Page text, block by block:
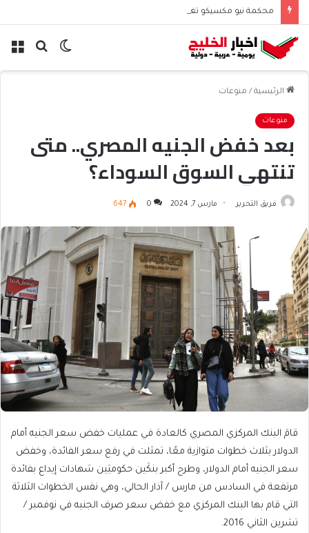
محكمة نيو مكسيكو تغرم ميتا نصف مليار دولار بسبب الأطفال
بحث الوضع
الرئيسية / منوعات
منوعات
بعد خفض الجنيه المصري.. متى
تنتهي السوق السوداء؟
فريق التحرير مارس 7, 2024 0
647
قامَ البنك المركزي المصري كالعادة في عمليات خفض سعر الجنيه أمام
الدولار بثلاث خطوات متوازية معًا، تمثلت في رفع سعر الفائدة، وخفض
سعر الجنيه أمام الدولار، وطرح أكبر بنكَين حكوميَين شهادات إيداع بفائدة
مرتفعة في السادس من مارس / آذار الحالي، وهي نفس الخطوات الثلاثة
التي قام بها البنك المركزي مع خفض سعر صرف الجنيه في نوفمبر /
تشرين الثاني 2016.